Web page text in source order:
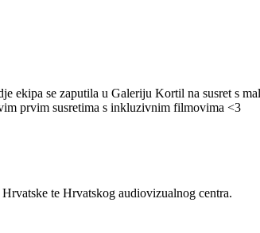
ekipa se zaputila u Galeriju Kortil na susret s
prvim susretima s inkluzivnim filmovima <3
te Hrvatskog audiovizualnog centra.